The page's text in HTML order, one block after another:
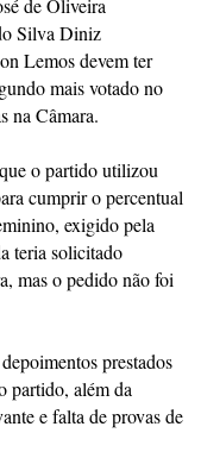
de Oliveira
Silva Diniz
Lemos devem ter
mais votado no
na Câmara.
o partido utilizou
cumprir o percentual
exigido pela
teria solicitado
mas o pedido não foi
prestados
partido, além da
e falta de provas de